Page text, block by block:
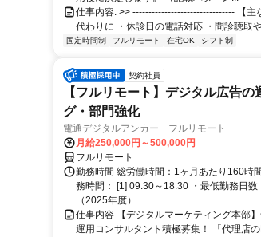
仕事内容: >> -------------------------------- 【
代わりに ・休診日の電話対応 ・問診聴取
固定時間制 フルリモート 在宅OK シフト制
契約社員
【フルリモート】デジタル広告
グ・部門強化
電通デジタルアンカー フルリモート
月給250,000円～500,000円
フルリモート
勤務時間 総労働時間：1ヶ月あたり160時
務時間： [1] 09:30～18:30 ・最低勤務日
（2025年度）
仕事内容 【デジタルマーケティング本部
運用コンサルタント積極募集！ 「代理店